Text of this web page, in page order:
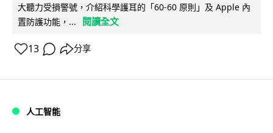
大聽力受損警號，介紹科學護耳的「60-60 原則」及 Apple 內
置防護功能，...
閱讀全文
13 分享
人工智能